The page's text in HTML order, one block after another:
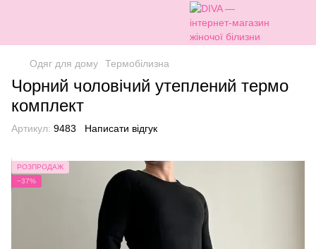
Одяг для дому Термобілизна
Чорний чоловічий утеплений термо
комплект
Артикул: 9483 Написати відгук
РОЗПРОДАЖ
−37%